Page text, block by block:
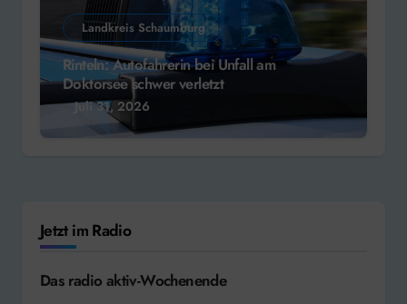
Landkreis Schaumburg
Rinteln: Autofahrerin bei Unfall am
Doktorsee schwer verletzt
Juli 31, 2026
Jetzt im Radio
Das radio aktiv-Wochenende